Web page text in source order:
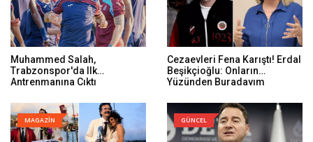
Muhammed Salah,
Trabzonspor'da Ilk
Antrenmanına Çıktı
Cezaevleri Fena Karıştı! Erdal
Beşikçioğlu: Onların
Yüzünden Buradayım
MAGAZİN GÜNCEL